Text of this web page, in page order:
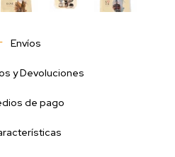
Envíos
y Devoluciones
de pago